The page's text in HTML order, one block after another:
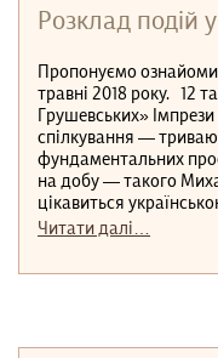
Розклад подій
Пропонуємо
травні 2018 року. 12
Грушевських»
спілкування —
фундаментальних
на добу — такого
цікавиться
Читати далі…